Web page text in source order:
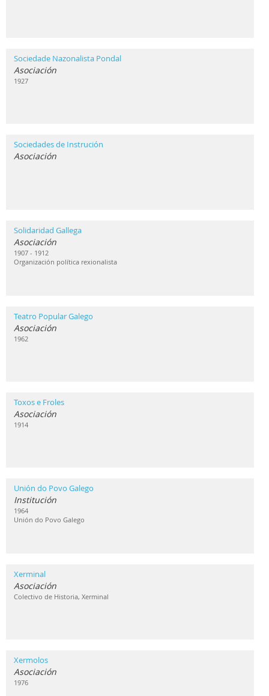
Sociedade Nazonalista Pondal
Asociación
1927
Sociedades de Instrución
Asociación
Solidaridad Gallega
Asociación
1907 - 1912
Organización política rexionalista
Teatro Popular Galego
Asociación
1962
Toxos e Froles
Asociación
1914
Unión do Povo Galego
Institución
1964
Unión do Povo Galego
Xerminal
Asociación
Colectivo de Historia, Xerminal
Xermolos
Asociación
1976